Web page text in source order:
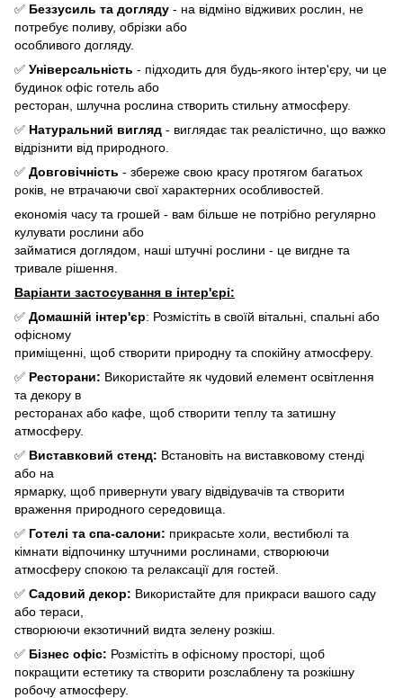
✅ Беззусиль та догляду - на відміно відживих рослин, не
потребує поливу, обрізки або
особливого догляду.
✅ Універсальність - підходить для будь-якого інтер'єру, чи це
будинок офіс готель або
ресторан, шлучна рослина створить стильну атмосферу.
✅ Натуральний вигляд - виглядає так реалістично, що важко
відрізнити від природного.
✅ Довговічність - збереже свою красу протягом багатьох
років, не втрачаючи свої характерних особливостей.
економія часу та грошей - вам більше не потрібно регулярно
кулувати рослини або
займатися доглядом, наші штучні рослини - це вигдне та
тривале рішення.
Варіанти застосування в інтер'єрі:
✅ Домашній інтер'єр: Розмістіть в своїй вітальні, спальні або
офісному
приміщенні, щоб створити природну та спокійну атмосферу.
✅ Ресторани: Використайте як чудовий елемент освітлення
та декору в
ресторанах або кафе, щоб створити теплу та затишну
атмосферу.
✅ Виставковий стенд: Встановіть на виставковому стенді
або на
ярмарку, щоб привернути увагу відвідувачів та створити
враження природного середовища.
✅ Готелі та спа-салони: прикрасьте холи, вестибюлі та
кімнати відпочинку штучними рослинами, створюючи
атмосферу спокою та релаксації для гостей.
✅ Садовий декор: Використайте для прикраси вашого саду
або тераси,
створюючи екзотичний видта зелену розкіш.
✅ Бізнес офіс: Розмістіть в офісному просторі, щоб
покращити естетику та створити розслаблену та розкішну
робочу атмосферу.